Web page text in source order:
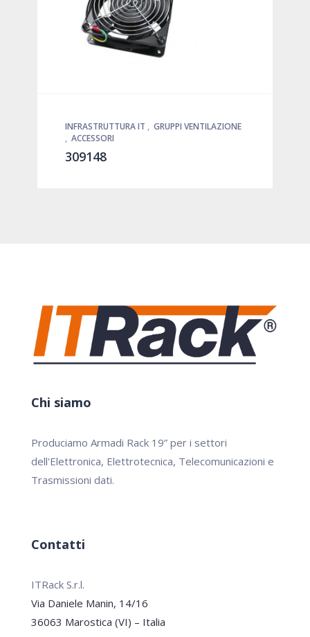
INFRASTRUTTURA IT , GRUPPI VENTILAZIONE
, ACCESSORI
309148
Chi siamo
Produciamo Armadi Rack 19” per i settori
dell'Elettronica, Elettrotecnica, Telecomunicazioni e
Trasmissioni dati.
Contatti
ITRack S.r.l.
Via Daniele Manin, 14/16
36063 Marostica (VI) – Italia